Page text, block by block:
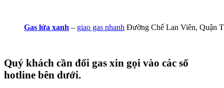
Gas lửa xanh – giao gas nhanh Đường Chế Lan Viên, Quận
Quý khách cần đổi gas xin gọi vào các số
hotline bên dưới.